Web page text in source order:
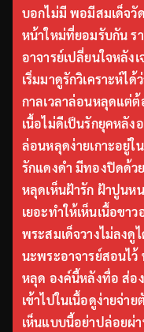
บอกไม่มี พอมีสมเด็จ
หน้าใหม่ที่ยอมรับกัน ร
อาจารย์เปลี่ยนใจหลัง
เริ่มมาดูรักวิเคราะห์ไ
กาลเวลาล่อนหลุดแต่
เนื้อไม่ดีเป็นรักยุคหลัง
ล่อนหลุดง่ายเกาะอยู่ใ
รักแดงดำ มีทองปิดด้ว
หลุดเห็นฝ้ารัก ฝ้าปูนห
เยอะทำให้เห็นเนื้อขา
พระสมเด็จวางไม่ลงดู
นะพระอาจารย์สอนไ
หลุด องค์นี้หลังทื่อ ส่อ
เข้าไปในเนื้อดูง่ายจ่า
เห็นแบบนี้อย่าปล่อยผ่